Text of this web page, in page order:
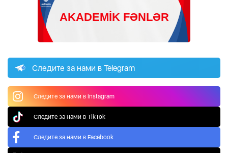
Следите за нами в Telegram
Следите за нами в Instagram
Следите за нами в TikTok
Следите за нами в Facebook